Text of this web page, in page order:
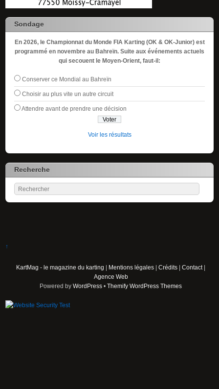
Sondage
En 2026, le Championnat du Monde FIA Karting (OK & OK-Junior) est
programmé en novembre au Bahreïn. Suite aux événements actuels
qui secouent le Moyen-Orient, faut-il:
Conserver ce Mondial au Bahreïn
Choisir au plus vite un autre circuit
Attendre avant de prendre une décision
Voir les résultats
Recherche
↑
KartMag - le magazine du karting | Mentions légales | Crédits | Contact|
Agence Web
Powered by WordPress • Themify WordPress Themes